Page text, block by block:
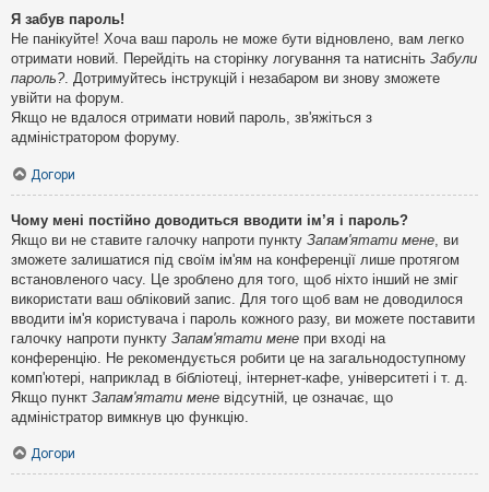
Я забув пароль!
Не панікуйте! Хоча ваш пароль не може бути відновлено, вам легко
отримати новий. Перейдіть на сторінку логування та натисніть Забули
пароль?. Дотримуйтесь інструкцій і незабаром ви знову зможете
увійти на форум.
Якщо не вдалося отримати новий пароль, зв'яжіться з
адміністратором форуму.
Догори
Чому мені постійно доводиться вводити ім’я і пароль?
Якщо ви не ставите галочку напроти пункту Запам'ятати мене , ви
зможете залишатися під своїм ім'ям на конференції лише протягом
встановленого часу. Це зроблено для того, щоб ніхто інший не зміг
використати ваш обліковий запис. Для того щоб вам не доводилося
вводити ім'я користувача і пароль кожного разу, ви можете поставити
галочку напроти пункту Запам'ятати мене при вході на
конференцію. Не рекомендується робити це на загальнодоступному
комп'ютері, наприклад в бібліотеці, інтернет-кафе, університеті і т. д.
Якщо пункт Запам'ятати мене відсутній, це означає, що
адміністратор вимкнув цю функцію.
Догори